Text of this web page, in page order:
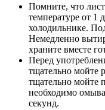
Помните, что
температуре от 1
холодильнике.
Немедленно
храните вместе
Перед
тщательно мойте
тщательно мойте
необходимо
секунд.